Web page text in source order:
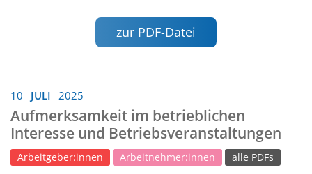
zur PDF-Datei
10 JULI 2025
Aufmerksamkeit im betrieblichen
Interesse und Betriebsveranstaltungen
Arbeitgeber:innen Arbeitnehmer:innen alle PDFs